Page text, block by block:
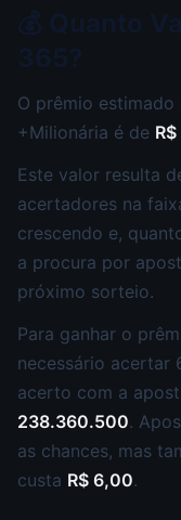
O prêmio
+Milionária é de
Este valor resulta
acertadores na
crescendo e,
a procura por
próximo sorteio.
Para ganhar o
necessário acertar
acerto com a
238.360.500.
as chances, mas
custa R$ 6,00.